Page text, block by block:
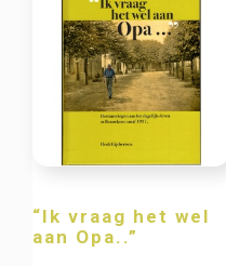
“Ik vraag het wel
aan Opa..”